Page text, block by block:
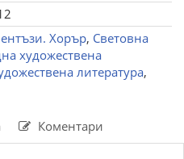
Хорър, Световна
художествена
литература,
Коментари